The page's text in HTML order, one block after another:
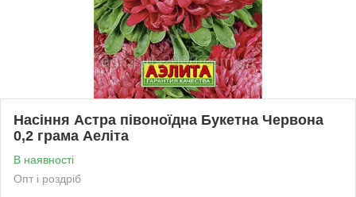
Насіння Астра півоноїдна Букетна Червона
0,2 грама Аеліта
В наявності
Опт і роздріб